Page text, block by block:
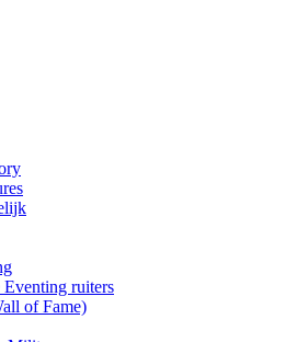
Eventing ruiters
of Fame)